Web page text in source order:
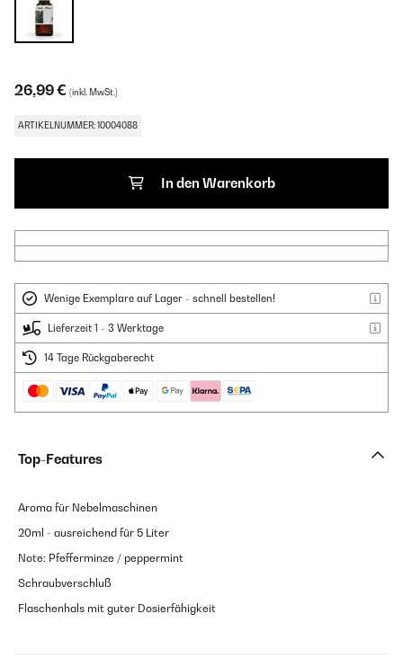
26,99 € (inkl. MwSt.)
ARTIKELNUMMER: 10004088
In den Warenkorb
Wenige Exemplare auf Lager - schnell bestellen!
Lieferzeit 1 - 3 Werktage
14 Tage Rückgaberecht
Top-Features
Aroma für Nebelmaschinen
20ml - ausreichend für 5 Liter
Note: Pfefferminze / peppermint
Schraubverschluß
Flaschenhals mit guter Dosierfähigkeit